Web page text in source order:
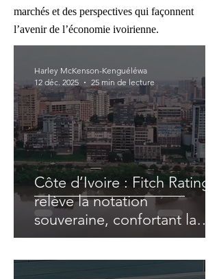
marchés et des perspectives qui façonnent
l’avenir de l’économie ivoirienne.
Côte d’Ivoire : Fitch Ratings
relève la notation
souveraine, confortant la
perception positive des
milieux d'affaires
Harley McKenson-Kenguéléwa
12 déc. 2025
25 min de lecture